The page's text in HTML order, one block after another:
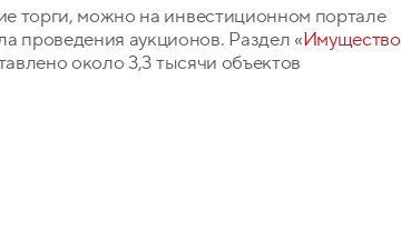
торги, можно на инвестиционном портале
проведения аукционов. Раздел «Имущество
около 3,3 тысячи объектов